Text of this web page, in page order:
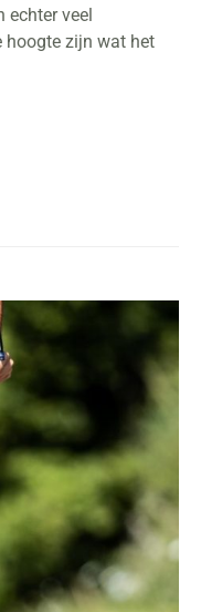
echter veel
hoogte zijn wat het